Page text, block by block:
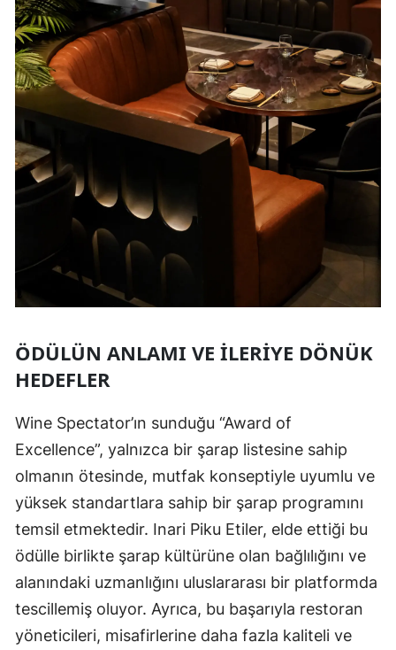
ÖDÜLÜN ANLAMI VE İLERIYE DÖNÜK
HEDEFLER
Wine Spectator’ın sunduğu “Award of
Excellence”, yalnızca bir şarap listesine sahip
olmanın ötesinde, mutfak konseptiyle uyumlu ve
yüksek standartlara sahip bir şarap programını
temsil etmektedir. Inari Piku Etiler, elde ettiği bu
ödülle birlikte şarap kültürüne olan bağlılığını ve
alanındaki uzmanlığını uluslararası bir platformda
tescillemiş oluyor. Ayrıca, bu başarıyla restoran
yöneticileri, misafirlerine daha fazla kaliteli ve